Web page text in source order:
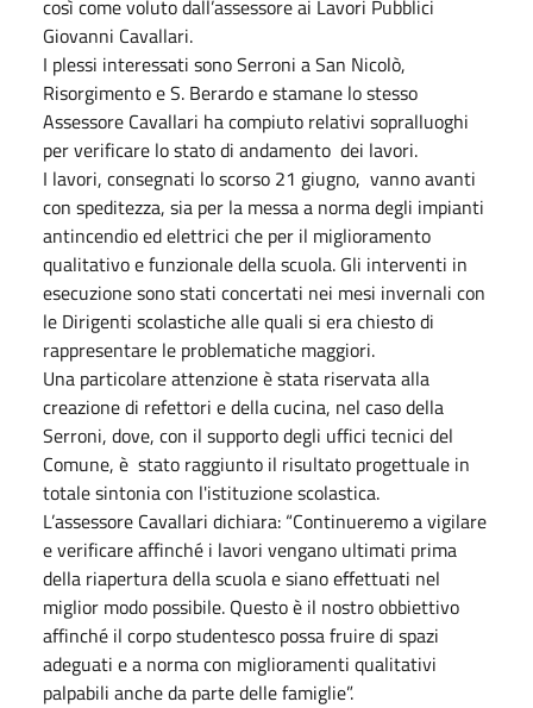
così come voluto dall’assessore ai Lavori Pubblici
Giovanni Cavallari.
I plessi interessati sono Serroni a San Nicolò,
Risorgimento e S. Berardo e stamane lo stesso
Assessore Cavallari ha compiuto relativi sopralluoghi
per verificare lo stato di andamento dei lavori.
I lavori, consegnati lo scorso 21 giugno, vanno avanti
con speditezza, sia per la messa a norma degli impianti
antincendio ed elettrici che per il miglioramento
qualitativo e funzionale della scuola. Gli interventi in
esecuzione sono stati concertati nei mesi invernali con
le Dirigenti scolastiche alle quali si era chiesto di
rappresentare le problematiche maggiori.
Una particolare attenzione è stata riservata alla
creazione di refettori e della cucina, nel caso della
Serroni, dove, con il supporto degli uffici tecnici del
Comune, è stato raggiunto il risultato progettuale in
totale sintonia con l'istituzione scolastica.
L’assessore Cavallari dichiara: “Continueremo a vigilare
e verificare affinché i lavori vengano ultimati prima
della riapertura della scuola e siano effettuati nel
miglior modo possibile. Questo è il nostro obbiettivo
affinché il corpo studentesco possa fruire di spazi
adeguati e a norma con miglioramenti qualitativi
palpabili anche da parte delle famiglie”.